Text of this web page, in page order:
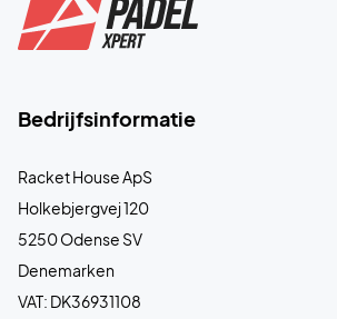
Bedrijfsinformatie
Racket House ApS
Holkebjergvej 120
5250 Odense SV
Denemarken
VAT: DK36931108